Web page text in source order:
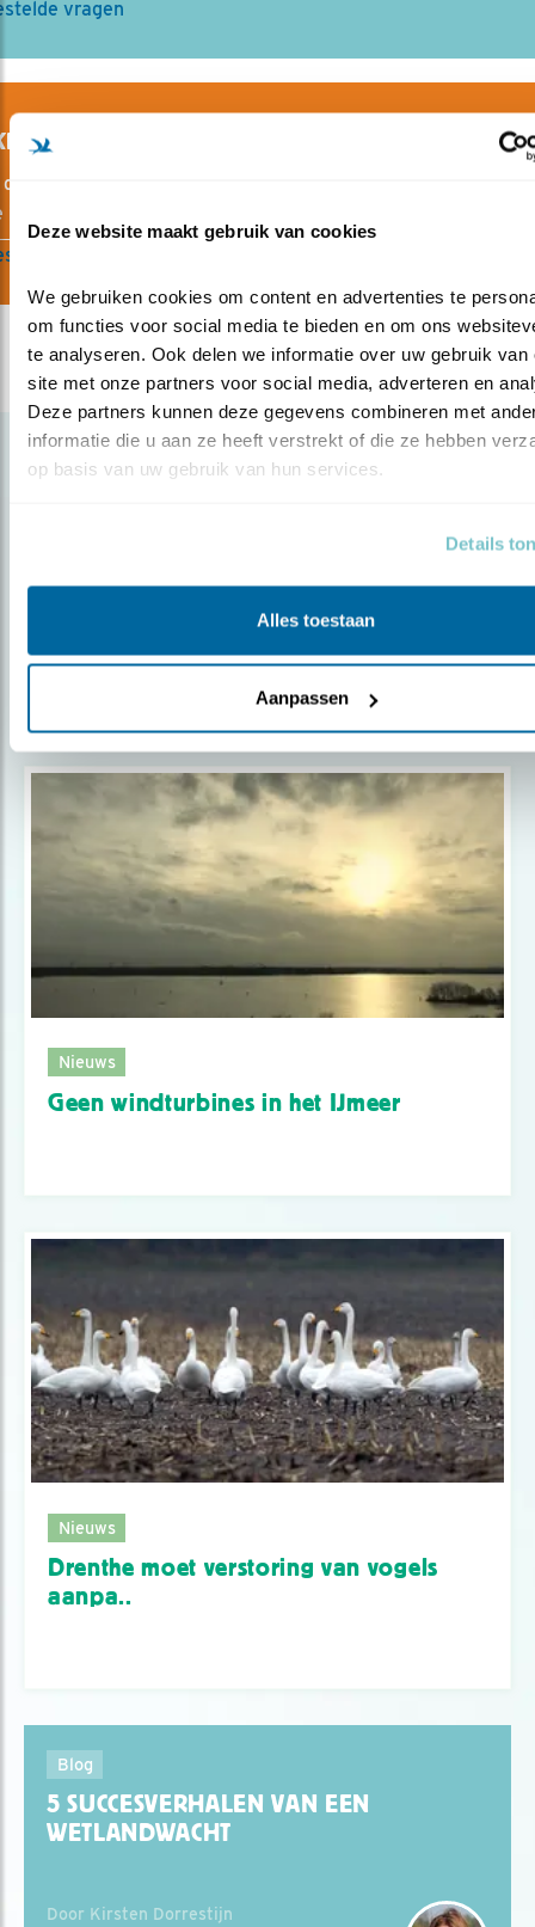
Deze website maakt gebruik van cookies
We gebruiken cookies om content en advertenties te
om functies voor social media te bieden en om ons
te analyseren. Ook delen we informatie over uw gebruik van
site met onze partners voor social media, adverteren en
Deze partners kunnen deze gegevens combineren met
informatie die u aan ze heeft verstrekt of die ze hebben
op basis van uw gebruik van hun services.
Details
Alles toestaan
Aanpassen
vragen
VOGELS ZIJN IN NEDERLAND BESCHERMD?
bescherming van de Omgevingswet vallen alle vogels die
in het wild voorkomen op het grondgebied van de Europese
vragen wet- en regelgeving
Gerelateerde items
Door Aster Boeschoten
Nieuws
Geen windturbines in het IJmeer
Nieuws
Drenthe moet verstoring van vogels
aanpa..
Blog
5 SUCCESVERHALEN VAN EEN
WETLANDWACHT
Door Kirsten Dorrestijn